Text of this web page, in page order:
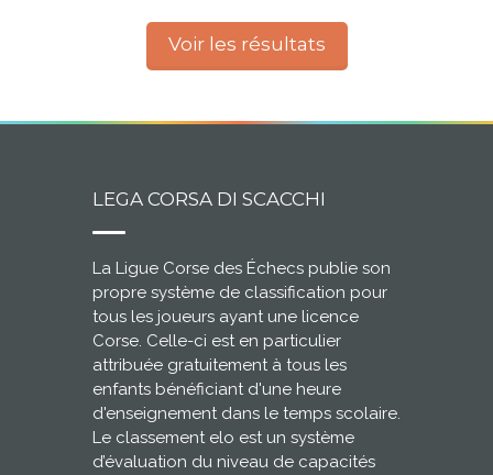
Voir les résultats
LEGA CORSA DI SCACCHI
La Ligue Corse des Échecs publie son
propre système de classification pour
tous les joueurs ayant une licence
Corse. Celle-ci est en particulier
attribuée gratuitement à tous les
enfants bénéficiant d'une heure
d'enseignement dans le temps scolaire.
Le classement elo est un système
d’évaluation du niveau de capacités